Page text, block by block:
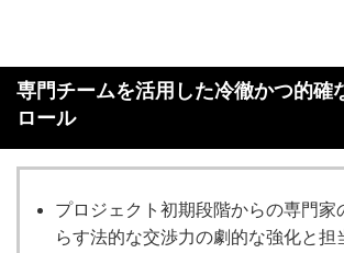
専門チームを活用した冷徹かつ的確
ロール
プロジェクト初期段階からの専門家
らす法的な交渉力の劇的な強化と担